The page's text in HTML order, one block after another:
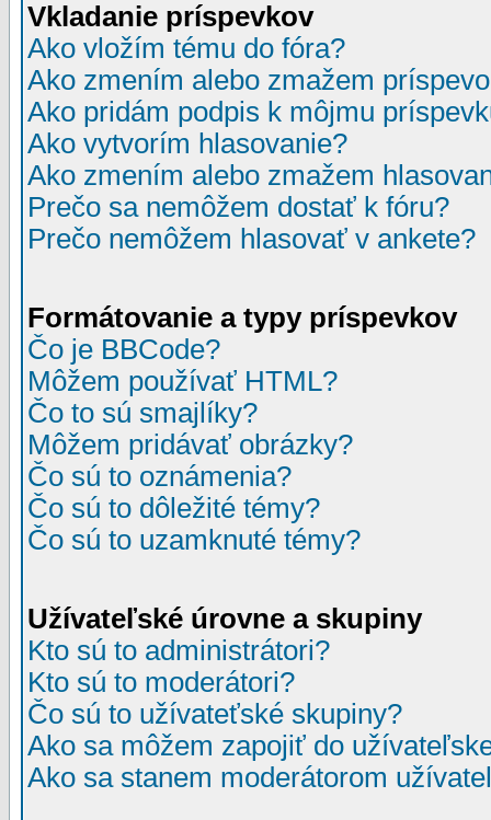
Vkladanie príspevkov
Ako vložím tému do fóra?
Ako zmením alebo zmažem
Ako pridám podpis k môjmu
Ako vytvorím hlasovanie?
Ako zmením alebo zmažem
Prečo sa nemôžem dostať k fóru?
Prečo nemôžem hlasovať v ankete?
Formátovanie a typy príspevkov
Čo je BBCode?
Môžem používať HTML?
Čo to sú smajlíky?
Môžem pridávať obrázky?
Čo sú to oznámenia?
Čo sú to dôležité témy?
Čo sú to uzamknuté témy?
Užívateľské úrovne a skupiny
Kto sú to administrátori?
Kto sú to moderátori?
Čo sú to užívateťské skupiny?
Ako sa môžem zapojiť do
Ako sa stanem moderátorom